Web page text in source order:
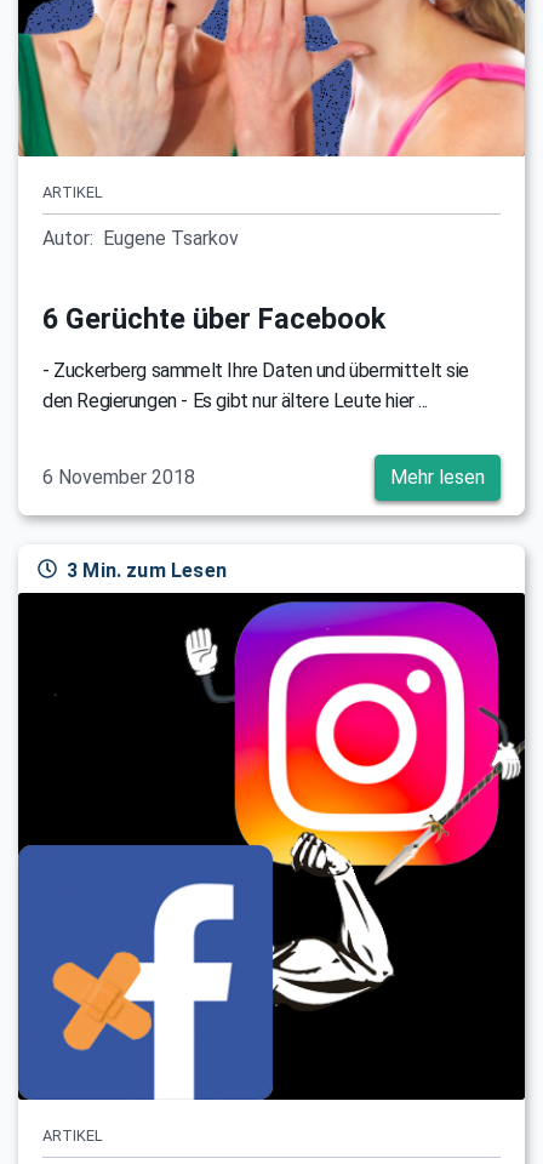
ARTIKEL
Autor: Eugene Tsarkov
6 Gerüchte über Facebook
- Zuckerberg sammelt Ihre Daten und übermittelt sie
den Regierungen - Es gibt nur ältere Leute hier ...
6 November 2018 Mehr lesen
3 Min. zum Lesen
ARTIKEL